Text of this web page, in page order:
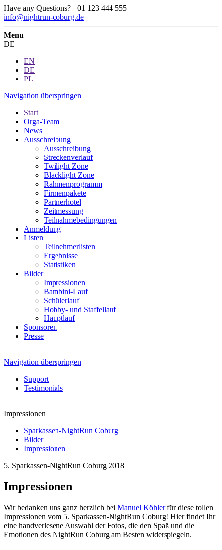
Have any Questions? +01 123 444 555
info@nightrun-coburg.de
Menu
DE
EN
DE
PL
Navigation überspringen
Start
Orga-Team
News
Ausschreibung
Ausschreibung
Streckenverlauf
Twilight Zone
Blacklight Zone
Rahmenprogramm
Firmenpakete
Partnerhotel
Zeitmessung
Teilnahmebedingungen
Anmeldung
Listen
Teilnehmerlisten
Ergebnisse
Statistiken
Bilder
Impressionen
Bambini-Lauf
Schülerlauf
Hobby- und Staffellauf
Hauptlauf
Sponsoren
Presse
Navigation überspringen
Support
Testimonials
Impressionen
Sparkassen-NightRun Coburg
Bilder
Impressionen
5. Sparkassen-NightRun Coburg 2018
Impressionen
Wir bedanken uns ganz herzlich bei Manuel Köhlerfür diese tollen
Impressionen vom 5. Sparkassen-NightRun Coburg! Hier findet Ihr
eine handverlesene Auswahl der Fotos, die den Spaß und die
Emotionen des NightRun Coburg am Besten widerspiegeln.